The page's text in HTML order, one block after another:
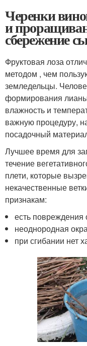
Черенки
и
сбережение
Фруктовая лоза
методом , чем
земледельцы.
формирования
влажность и
важную процедуру,
посадочный
Лучшее время для
течение
плети, которые
некачественные
признакам:
есть повреждения
неоднородная
при сгибании нет